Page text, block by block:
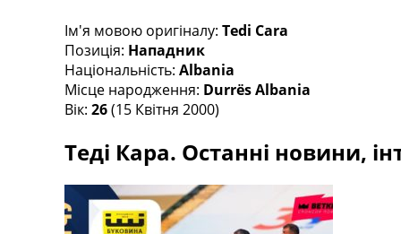
Чемпіонат Світу. Турнирні таблиці
Таблиця УПЛ
Перша Ліга
Таблиця АПЛ
Таблиця Ла Ліги
Всі таблиці >>>
Рейтинги
Рейтинг країн УЄФА
Рейтинг клубів УЄФА
Рейтинг ФІФА
Ім'я мовою оригіналу: Tedi Cara
Позиція: Нападник
Національність: Albania
Місце народження: Durrës Albania
Вік: 26(15 Квітня 2000)
Теді Кара. Останні новини,